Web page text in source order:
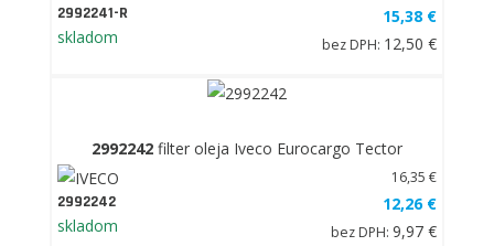
2992241-R
skladom
15,38 €
bez DPH: 12,50 €
2992242 filter oleja Iveco Eurocargo Tector
2992242
skladom
16,35 €
12,26 €
bez DPH: 9,97 €